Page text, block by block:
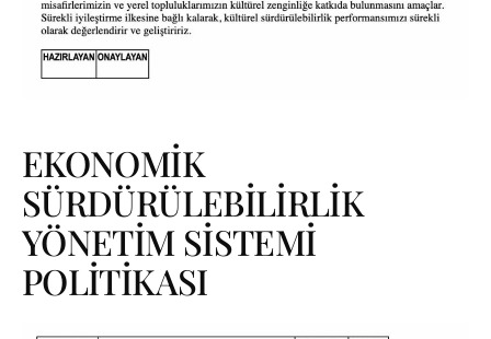
EKONOMİK
SÜRDÜRÜLEBİLİRLİK
YÖNETİM SİSTEMİ
POLİTİKASI